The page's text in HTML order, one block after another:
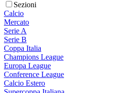
Sezioni
Calcio
Mercato
Serie A
Serie B
Coppa Italia
Champions League
Europa League
Conference League
Calcio Estero